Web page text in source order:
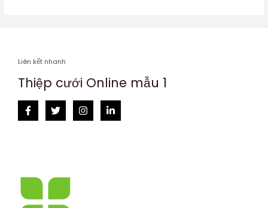
Liên kết nhanh
Thiệp cưới Online mẫu 1